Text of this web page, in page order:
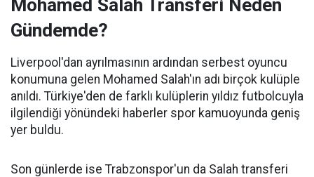
Mohamed Salah Transferi Neden
Gündemde?
Liverpool'dan ayrılmasının ardından serbest oyuncu
konumuna gelen Mohamed Salah'ın adı birçok kulüple
anıldı. Türkiye'den de farklı kulüplerin yıldız futbolcuyla
ilgilendiği yönündeki haberler spor kamuoyunda geniş
yer buldu.
Son günlerde ise Trabzonspor'un da Salah transferi